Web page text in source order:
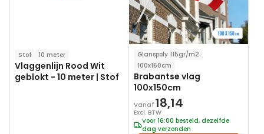
Stof 10 meter
Vlaggenlijn Rood Wit
geblokt - 10 meter | Stof
Glanspoly 115gr/m2
100x150cm
Brabantse vlag
100x150cm
Vanaf 18,14
Excl. BTW
Voor 16:00 besteld, dezelfde
dag verzonden